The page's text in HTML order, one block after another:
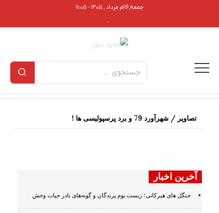
جمعه,۱۶ام مرداد , ۱۴۰۵ - ۱۱:۰۵
.
تصاویر / شهرآورد 79 و برد پرسپولیسی ها !
آخرین اخبار
جنگل های هیرکانی؛ زیست بوم پرندگان و گونه‌های نادر حیات وحش